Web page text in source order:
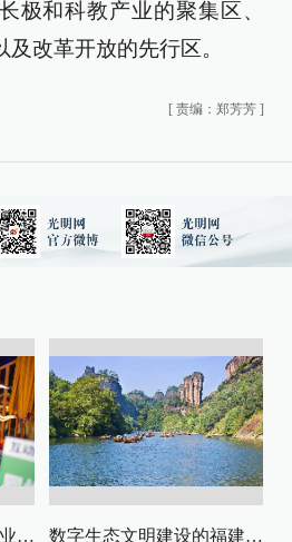
极和科教产业的聚集区、
改革开放的先行区。
[ 责编：郑芳芳 ]
从票根经济到文旅全产业链升级 数字生态文明建设的福建路径与启示